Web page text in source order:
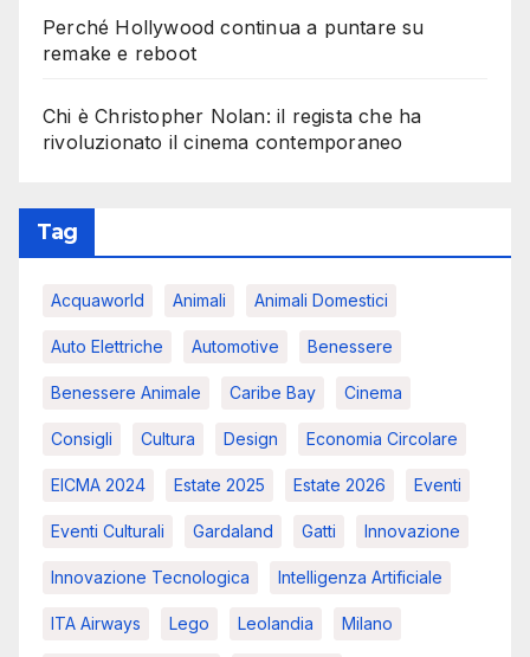
Perché Hollywood continua a puntare su
remake e reboot
Chi è Christopher Nolan: il regista che ha
rivoluzionato il cinema contemporaneo
Tag
Acquaworld Animali Animali Domestici
Auto Elettriche Automotive Benessere
Benessere Animale Caribe Bay Cinema
Consigli Cultura Design Economia Circolare
EICMA 2024 Estate 2025 Estate 2026 Eventi
Eventi Culturali Gardaland Gatti Innovazione
Innovazione Tecnologica Intelligenza Artificiale
ITA Airways Lego Leolandia Milano